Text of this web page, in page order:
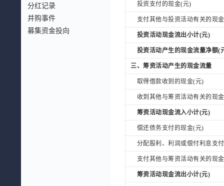
分红记录
并购事件
募集资金投向
投资支付的现金(元)
支付其他与投资活动有关的现
投资活动现金流出小计(元)
投资活动产生的现金流量净额(
三、筹资活动产生的现金流量
取得借款收到的现金(元)
收到其他与筹资活动有关的现
筹资活动现金流入小计(元)
偿还债务支付的现金(元)
分配股利、利润或偿付利息支
支付其他与筹资活动有关的现
筹资活动现金流出小计(元)